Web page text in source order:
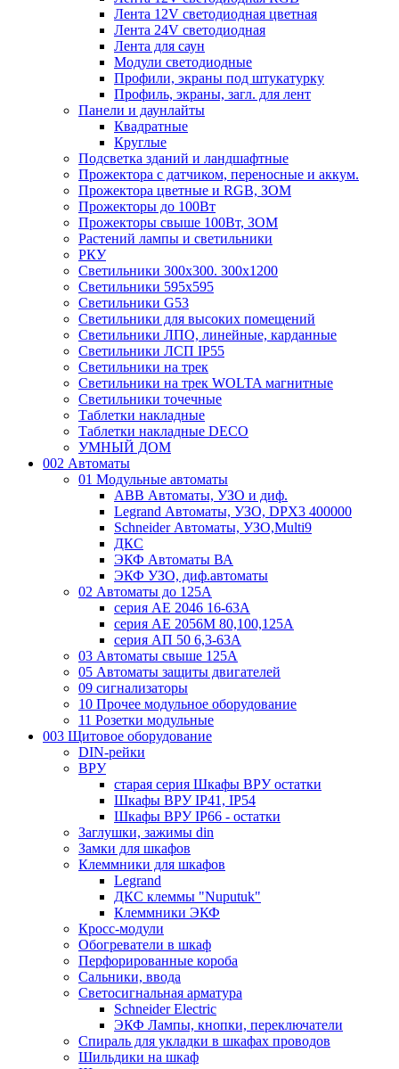
Лента 12V светодиодная цветная
Лента 24V светодиодная
Лента для саун
Модули светодиодные
Профили, экраны под штукатурку
Профиль, экраны, загл. для лент
Панели и даунлайты
Квадратные
Круглые
Подсветка зданий и ландшафтные
Прожектора с датчиком, переносные и аккум.
Прожектора цветные и RGB, ЗОМ
Прожекторы до 100Вт
Прожекторы свыше 100Вт, ЗОМ
Растений лампы и светильники
РКУ
Светильники 300х300. 300х1200
Светильники 595х595
Светильники G53
Светильники для высоких помещений
Светильники ЛПО, линейные, карданные
Светильники ЛСП IP55
Светильники на трек
Светильники на трек WOLTA магнитные
Светильники точечные
Таблетки накладные
Таблетки накладные DECO
УМНЫЙ ДОМ
002 Автоматы
01 Модульные автоматы
ABB Автоматы, УЗО и диф.
Legrand Автоматы, УЗО, DPX3 400000
Schneider Автоматы, УЗО,Multi9
ДКС
ЭКФ Автоматы ВА
ЭКФ УЗО, диф.автоматы
02 Автоматы до 125А
серия АЕ 2046 16-63А
серия АЕ 2056М 80,100,125А
серия АП 50 6,3-63А
03 Автоматы свыше 125А
05 Автоматы защиты двигателей
09 сигнализаторы
10 Прочее модульное оборудование
11 Розетки модульные
003 Щитовое оборудование
DIN-рейки
ВРУ
старая серия Шкафы ВРУ остатки
Шкафы ВРУ IP41, IP54
Шкафы ВРУ IP66 - остатки
Заглушки, зажимы din
Замки для шкафов
Клеммники для шкафов
Legrand
ДКС клеммы "Nuputuk"
Клеммники ЭКФ
Кросс-модули
Обогреватели в шкаф
Перфорированные короба
Сальники, ввода
Светосигнальная арматура
Schneider Electric
ЭКФ Лампы, кнопки, переключатели
Спираль для укладки в шкафах проводов
Шильдики на шкаф